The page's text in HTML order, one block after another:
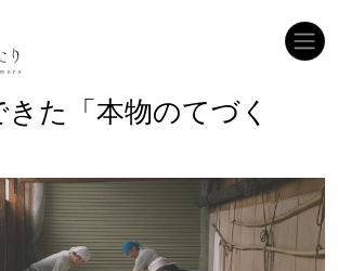
ーション
た「本物のてづく